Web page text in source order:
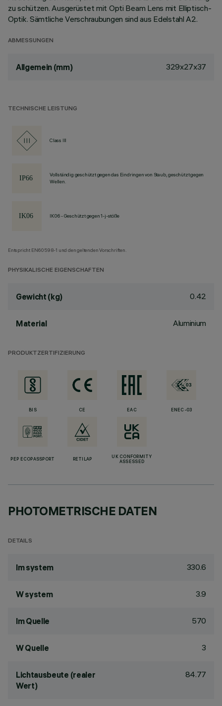
zu schützen. Ausgerüstet mit Opti Beam Lens mit Elliptisch-
Optik. Sämtliche Verschraubungen sind aus Edelstahl A2.
ABMESSUNGEN
Allgemein (mm) 329x27x37
TECHNISCHE LEISTUNG
Class III
Vollständig geschützt gegen das Eindringen von Staub, geschützt gegen
Wellen.
IK06 - Geschützt gegen 1-j-stöße
Entspricht EN60598-1 und den geltenden Vorschriften.
PHYSIKALISCHE EIGENSCHAFTEN
Gewicht (kg) 0.42
Material Aluminium
PRODUKTZERTIFIZIERUNG
BIS CE EAC ENEC-03
PEP ECOPASSPORT RETILAP
UK CONFORMITY
ASSESSED
PHOTOMETRISCHE DATEN
DETAILS
lm system 330.6
W system 3.9
lm Quelle 570
W Quelle 3
Lichtausbeute (realer
Wert)
84.77